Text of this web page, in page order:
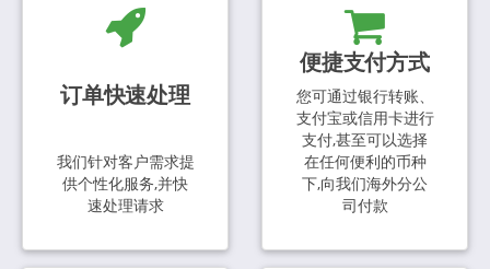
订单快速处理
我们针对客户需求提
供个性化服务,并快
速处理请求
便捷支付方式
您可通过银行转账、
支付宝或信用卡进行
支付,甚至可以选择
在任何便利的币种
下,向我们海外分公
司付款